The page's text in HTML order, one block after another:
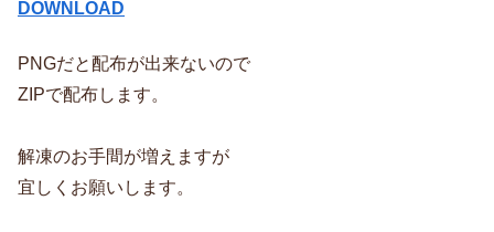
DOWNLOAD
PNGだと配布が出来ないので
ZIPで配布します。
解凍のお手間が増えますが
宜しくお願いします。